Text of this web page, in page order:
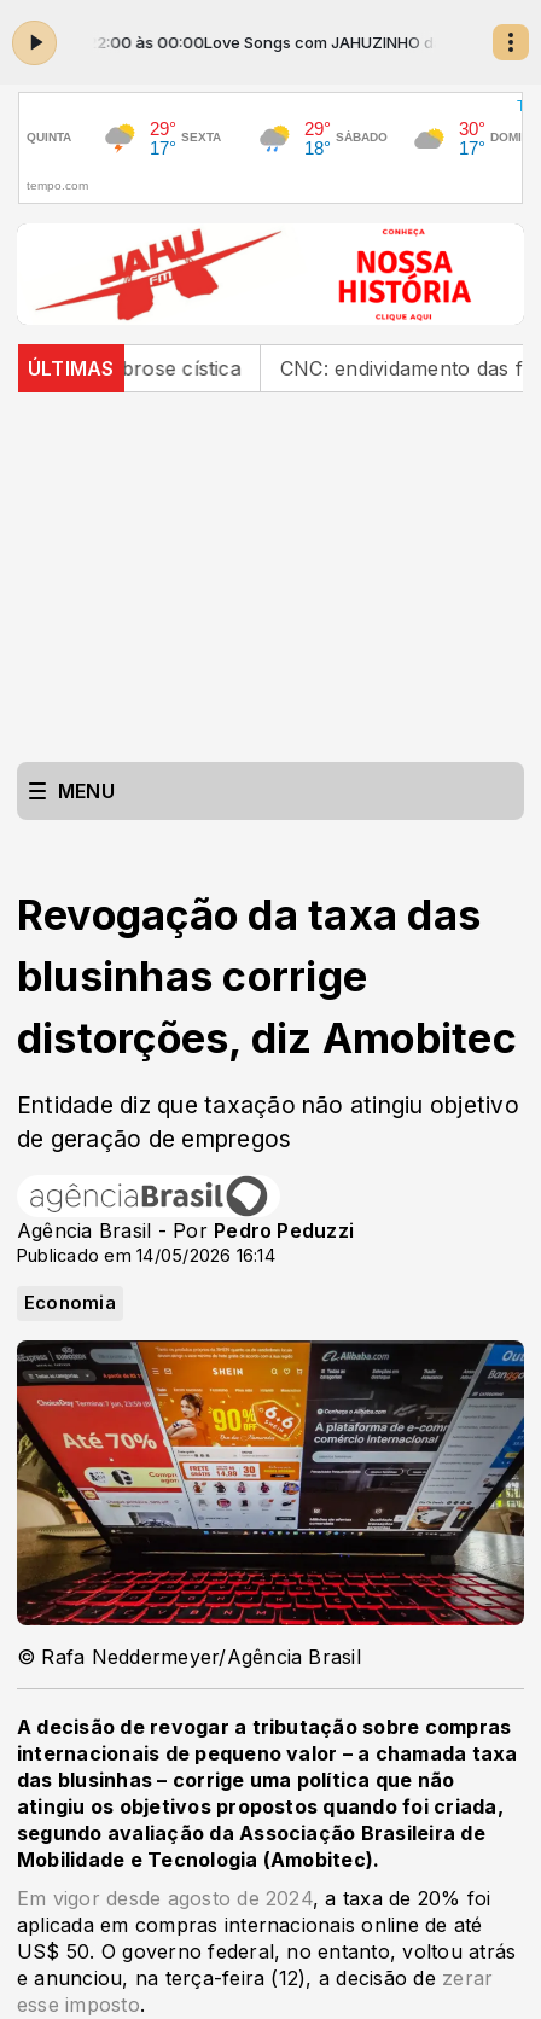
das 22:00 às 00:00Love Songs com JAHUZINHO das 22:00 às 00:00
ÚLTIMAS
fibrose cística CNC: endividamento das famílias
MENU
Revogação da taxa das
blusinhas corrige
distorções, diz Amobitec
Entidade diz que taxação não atingiu objetivo
de geração de empregos
Agência Brasil - Por Pedro Peduzzi
Publicado em 14/05/2026 16:14
Economia
© Rafa Neddermeyer/Agência Brasil
A decisão de revogar a tributação sobre compras
internacionais de pequeno valor – a chamada taxa
das blusinhas – corrige uma política que não
atingiu os objetivos propostos quando foi criada,
segundo avaliação da Associação Brasileira de
Mobilidade e Tecnologia (Amobitec).
Em vigor desde agosto de 2024, a taxa de 20% foi
aplicada em compras internacionais online de até
US$ 50. O governo federal, no entanto, voltou atrás
e anunciou, na terça-feira (12), a decisão de zerar
esse imposto.